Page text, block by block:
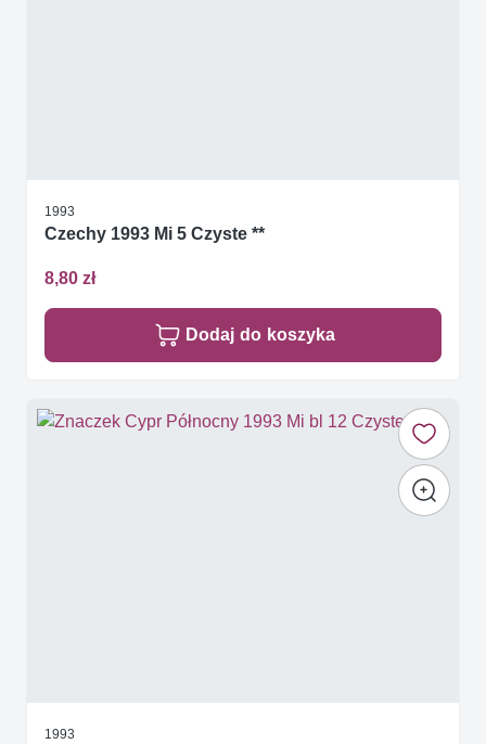
1993
Czechy 1993 Mi 5 Czyste **
8,80 zł
Dodaj do koszyka
1993